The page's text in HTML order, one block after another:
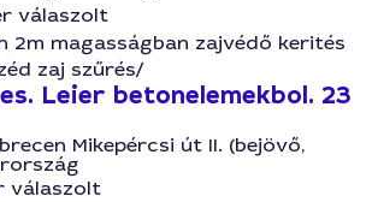
válaszolt
2m magasságban zajvédő kerités
zaj szűrés/
Leier betonelemekbol. 23
Mikepércsi út II. (bejövő,
válaszolt